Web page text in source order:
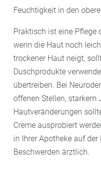
Feuchtigkeit in den
Praktisch ist eine Pflege
wenn die Haut noch
trockener Haut neigt,
Duschprodukte
übertreiben. Bei
offenen Stellen, starkem
Hautveränderungen
Creme ausprobiert
in Ihrer Apotheke auf
Beschwerden ärztlich.